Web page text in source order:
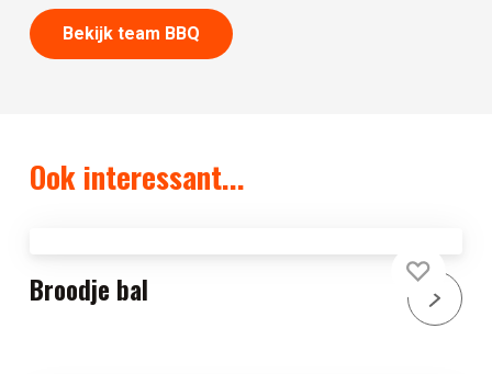
Bekijk team BBQ
Ook interessant...
Broodje bal